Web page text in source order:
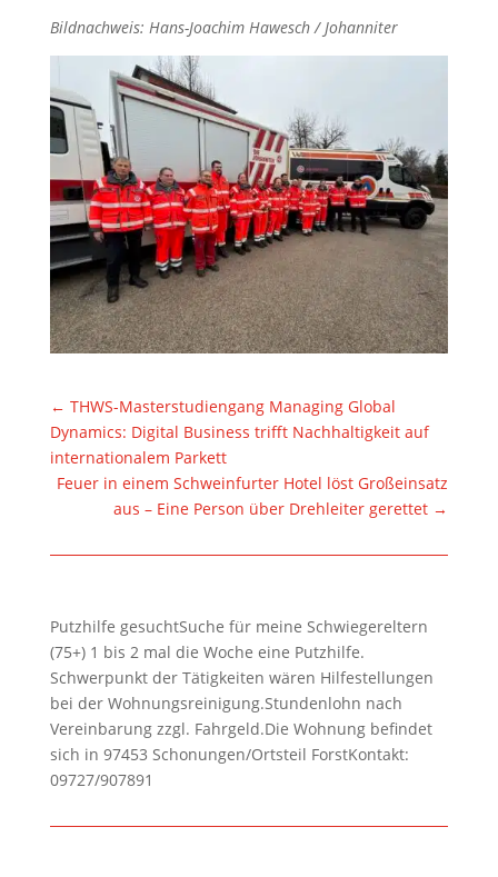
Bildnachweis: Hans-Joachim Hawesch / Johanniter
← THWS-Masterstudiengang Managing Global
Dynamics: Digital Business trifft Nachhaltigkeit auf
internationalem Parkett
Feuer in einem Schweinfurter Hotel löst Großeinsatz
aus – Eine Person über Drehleiter gerettet →
Putzhilfe gesuchtSuche für meine Schwiegereltern
(75+) 1 bis 2 mal die Woche eine Putzhilfe.
Schwerpunkt der Tätigkeiten wären Hilfestellungen
bei der Wohnungsreinigung.Stundenlohn nach
Vereinbarung zzgl. Fahrgeld.Die Wohnung befindet
sich in 97453 Schonungen/Ortsteil ForstKontakt:
09727/907891